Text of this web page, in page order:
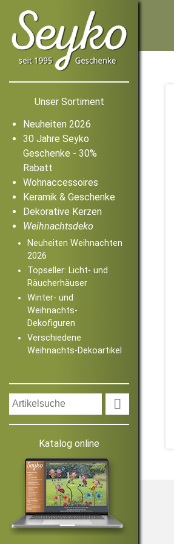
Unser Sortiment
Neuheiten 2026
30 Jahre Seyko
Geschenke - 30%
Rabatt
Wohnaccessoires
Keramik & Geschenke
Dekorative Kerzen
Weihnachtsdeko
Neuheiten Weihnachten
2026
Topseller: Licht- und
Räucherhäuser
Winter- und
Weihnachts-
Dekofiguren
Verschiedene
Weihnachts-Dekoartikel

Katalog online